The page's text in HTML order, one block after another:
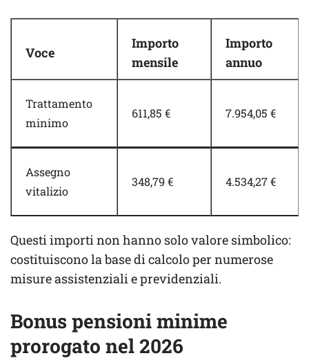
Voce
Importo
mensile
Importo
annuo
Trattamento
minimo
611,85 € 7.954,05 €
Assegno
vitalizio
348,79 € 4.534,27 €
Questi importi non hanno solo valore simbolico:
costituiscono la base di calcolo per numerose
misure assistenziali e previdenziali.
Bonus pensioni minime
prorogato nel 2026